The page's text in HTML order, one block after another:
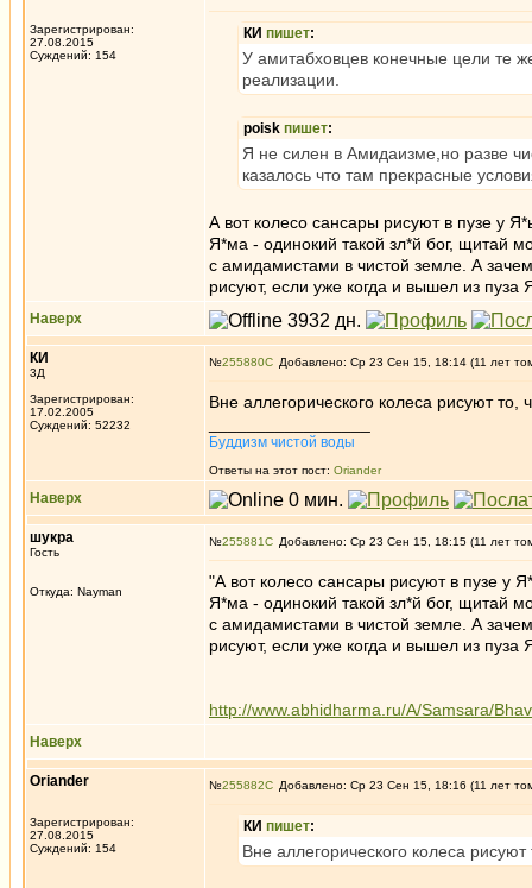
Зарегистрирован:
27.08.2015
Суждений: 154
КИ пишет:
У амитабховцев конечные цели те
реализации.
poisk пишет:
Я не силен в Амидаизме,но разве
казалось что там прекрасные
А вот колесо сансары рисуют в пузе у
Я*ма - одинокий такой зл*й бог, щитай
с амидамистами в чистой земле. А
рисуют, если уже когда и вышел из
Наверх
КИ
3Д
Зарегистрирован:
17.02.2005
Суждений: 52232
№255880 Добавлено: Ср 23 Сен 15, 18:14 (11 лет
Вне аллегорического колеса рисуют то,
Буддизм чистой воды
Ответы на этот пост: Oriander
Наверх
шукра
Гость
Откуда: Nayman
№255881 Добавлено: Ср 23 Сен 15, 18:15 (11 лет
"А вот колесо сансары рисуют в пузе у
Я*ма - одинокий такой зл*й бог, щитай
с амидамистами в чистой земле. А
рисуют, если уже когда и вышел из
http://www.abhidharma.ru/A/Samsara/
Наверх
Oriander
Зарегистрирован:
27.08.2015
Суждений: 154
№255882 Добавлено: Ср 23 Сен 15, 18:16 (11 лет
КИ пишет:
Вне аллегорического колеса рисуют